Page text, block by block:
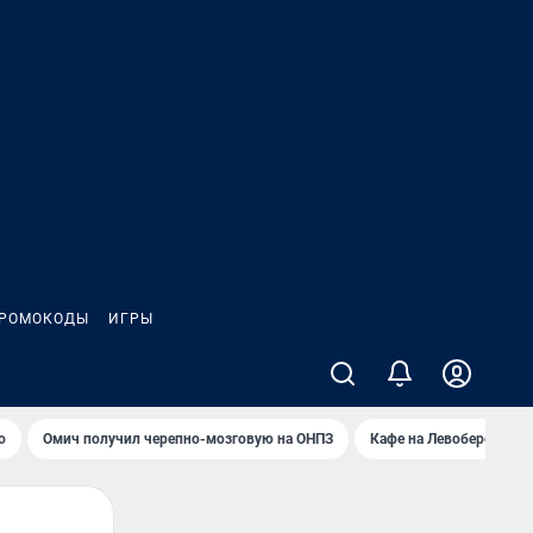
ИГРЫ
Омич получил черепно-мозговую на ОНПЗ Кафе на Левобережье